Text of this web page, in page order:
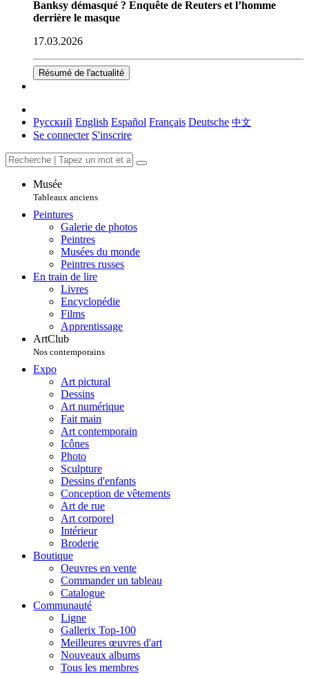
Banksy démasqué ? Enquête de Reuters et l’homme
derrière le masque
17.03.2026
Résumé de l'actualité
Русский English Español Français Deutsche 中文
Se connecter S'inscrire
Musée
Tableaux anciens
Peintures
Galerie de photos
Peintres
Musées du monde
Peintres russes
En train de lire
Livres
Encyclopédie
Films
Apprentissage
ArtClub
Nos contemporains
Expo
Art pictural
Dessins
Art numérique
Fait main
Art contemporain
Icônes
Photo
Sculpture
Dessins d'enfants
Conception de vêtements
Art de rue
Art corporel
Intérieur
Broderie
Boutique
Oeuvres en vente
Commander un tableau
Catalogue
Communauté
Ligne
Gallerix Top-100
Meilleures œuvres d'art
Nouveaux albums
Tous les membres